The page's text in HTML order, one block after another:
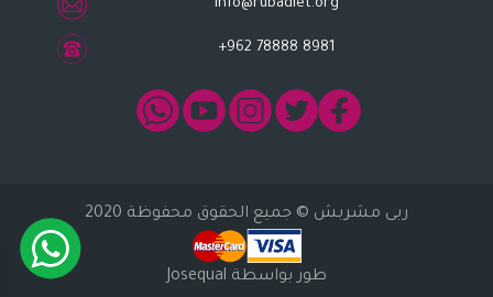
Info@rubadiet.org
+962 78888 8981
ربى مشربش © جميع الحقوق محفوظة 2020
طور بواسطة Josequal